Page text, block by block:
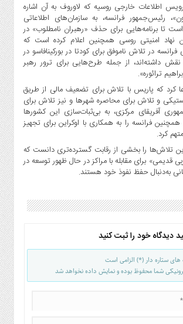
اطلاعات خارجی روسیه که لاوروف به آن اشاره
رئیس‌جمهور فرانسه، به سازمان‌های اطلاعاتی
تا برنامه‌هایی برای حذف «رهبران نامطلوب» در
نهاد امنیتی روسی همچنین اعلام کرده است که
در تلاش ناموفق برای کودتا در بورکینافاسو در
ابتدای ژانویه ۲۰۲۶ نقش داشته‌اند، از جمله طرح‌هایی برای ترور رهبر
ترائوره».
کرد که پاریس با تلاش برای تضعیف مالی از طریق
و تلاش برای محاصره شهرها و نیز تلاش برای
آفریقای مرکزی، به بی‌ثبات‌سازی این کشورها
فرانسه را به همکاری با اوکراین برای تجهیز
کرد.
تلاش‌ها را بخشی از رقابت گسترده‌تری دانست که
قدیمی» برای مقابله با مراکز در حال ظهور توسعه در
به‌دنبال حفظ نفوذ خود هستند.
دیدگاه خود را ثبت کنید
ستاره دار (*) الزامی است
شما محفوظ بوده و نمایش داده نخواهد شد